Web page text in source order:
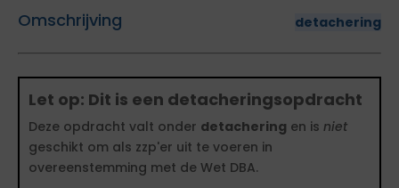
Omschrijving detachering
Let op: Dit is een detacheringsopdracht
Deze opdracht valt onder detachering en is niet
geschikt om als zzp'er uit te voeren in
overeenstemming met de Wet DBA.